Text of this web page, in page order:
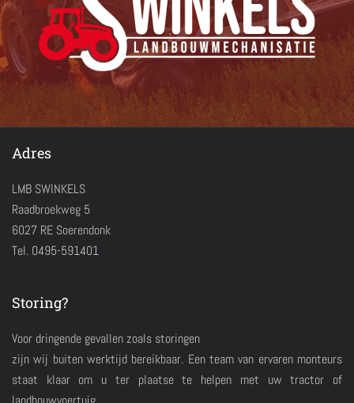
Adres
LMB SWINKELS
Raadbroekweg 5
6027 RE Soerendonk
Tel. 0495-591401
Storing?
Voor dringende gevallen zoals storingen
zijn wij buiten werktijd bereikbaar. Een team van ervaren monteurs
staat klaar om u ter plaatse te helpen met uw tractor of